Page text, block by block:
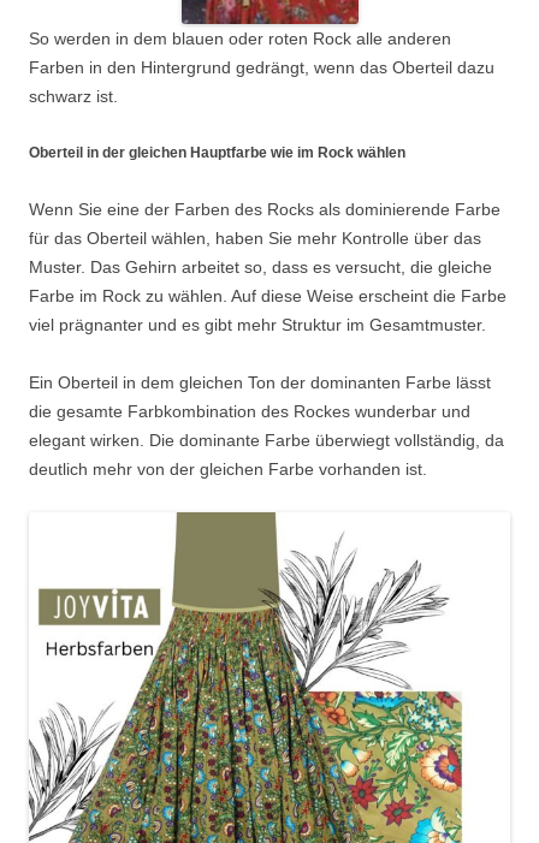
So werden in dem blauen oder roten Rock alle anderen
Farben in den Hintergrund gedrängt, wenn das Oberteil dazu
schwarz ist.
Oberteil in der gleichen Hauptfarbe wie im Rock wählen
Wenn Sie eine der Farben des Rocks als dominierende Farbe
für das Oberteil wählen, haben Sie mehr Kontrolle über das
Muster. Das Gehirn arbeitet so, dass es versucht, die gleiche
Farbe im Rock zu wählen. Auf diese Weise erscheint die Farbe
viel prägnanter und es gibt mehr Struktur im Gesamtmuster.
Ein Oberteil in dem gleichen Ton der dominanten Farbe lässt
die gesamte Farbkombination des Rockes wunderbar und
elegant wirken. Die dominante Farbe überwiegt vollständig, da
deutlich mehr von der gleichen Farbe vorhanden ist.